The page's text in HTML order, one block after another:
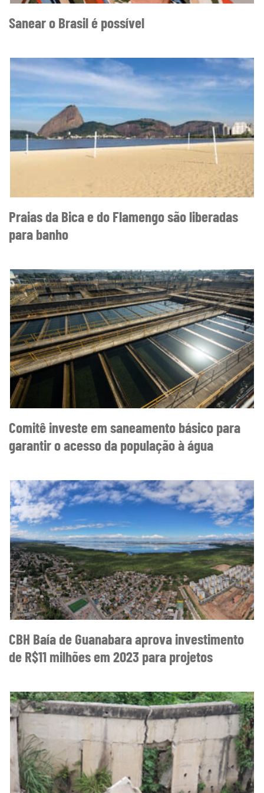
Sanear o Brasil é possível
Praias da Bica e do Flamengo são liberadas
para banho
Comitê investe em saneamento básico para
garantir o acesso da população à água
CBH Baía de Guanabara aprova investimento
de R$11 milhões em 2023 para projetos